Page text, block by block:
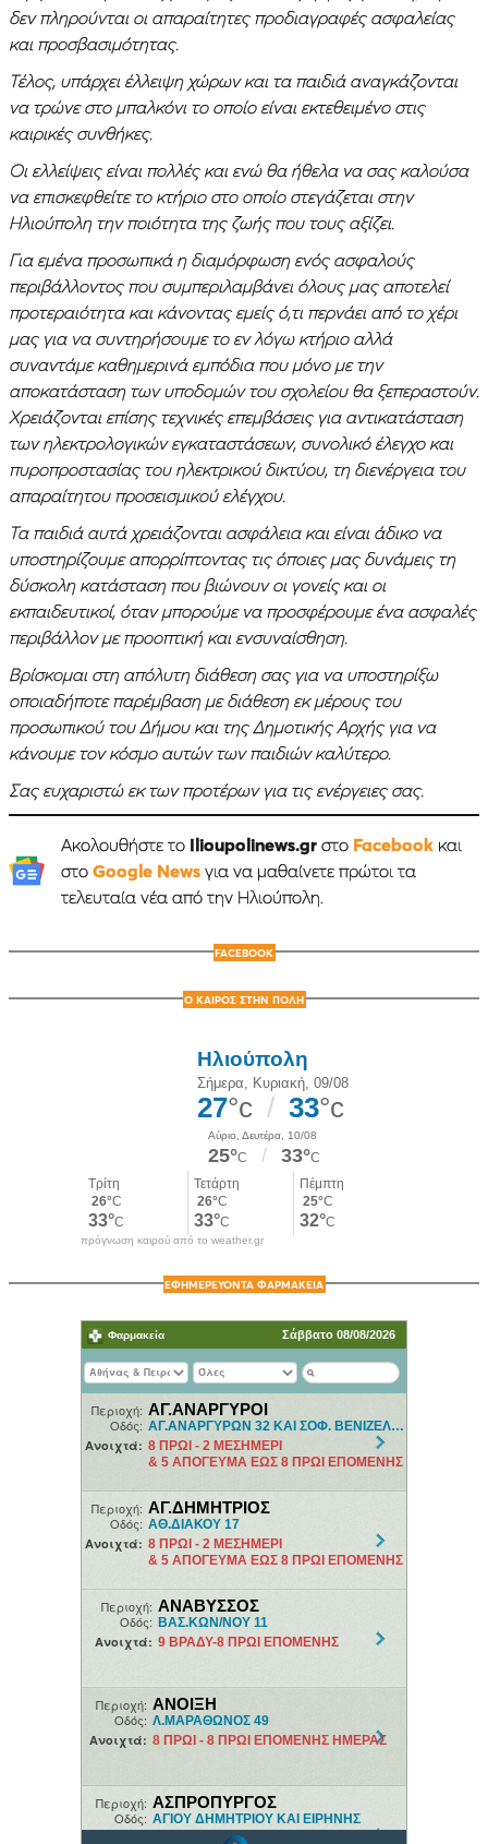
δεν πληρούνται οι απαραίτητες προδιαγραφές ασφαλείας
και προσβασιμότητας.
Τέλος, υπάρχει έλλειψη χώρων και τα παιδιά αναγκάζονται
να τρώνε στο μπαλκόνι το οποίο είναι εκτεθειμένο στις
καιρικές συνθήκες.
Οι ελλείψεις είναι πολλές και ενώ θα ήθελα να σας καλούσα
να επισκεφθείτε το κτήριο στο οποίο στεγάζεται στην
Ηλιούπολη την ποιότητα της ζωής που τους αξίζει.
Για εμένα προσωπικά η διαμόρφωση ενός ασφαλούς
περιβάλλοντος που συμπεριλαμβάνει όλους μας αποτελεί
προτεραιότητα και κάνοντας εμείς ό,τι περνάει από το χέρι
μας για να συντηρήσουμε το εν λόγω κτήριο αλλά
συναντάμε καθημερινά εμπόδια που μόνο με την
αποκατάσταση των υποδομών του σχολείου θα ξεπεραστούν.
Χρειάζονται επίσης τεχνικές επεμβάσεις για αντικατάσταση
των ηλεκτρολογικών εγκαταστάσεων, συνολικό έλεγχο και
πυροπροστασίας του ηλεκτρικού δικτύου, τη διενέργεια του
απαραίτητου προσεισμικού ελέγχου.
Τα παιδιά αυτά χρειάζονται ασφάλεια και είναι άδικο να
υποστηρίζουμε απορρίπτοντας τις όποιες μας δυνάμεις τη
δύσκολη κατάσταση που βιώνουν οι γονείς και οι
εκπαιδευτικοί, όταν μπορούμε να προσφέρουμε ένα ασφαλές
περιβάλλον με προοπτική και ενσυναίσθηση.
Βρίσκομαι στη απόλυτη διάθεση σας για να υποστηρίξω
οποιαδήποτε παρέμβαση με διάθεση εκ μέρους του
προσωπικού του Δήμου και της Δημοτικής Αρχής για να
κάνουμε τον κόσμο αυτών των παιδιών καλύτερο.
Σας ευχαριστώ εκ των προτέρων για τις ενέργειες σας.
Ακολουθήστε το Ilioupolinews.grστο Facebookκαι
στο Google Newsγια να μαθαίνετε πρώτοι τα
τελευταία νέα από την Ηλιούπολη.
FACEBOOK
Ο ΚΑΙΡΟΣ ΣΤΗΝ ΠΟΛΗ
πρόγνωση καιρού από το weather.gr
ΕΦΗΜΕΡΕΥΟΝΤΑ ΦΑΡΜΑΚΕΙΑ